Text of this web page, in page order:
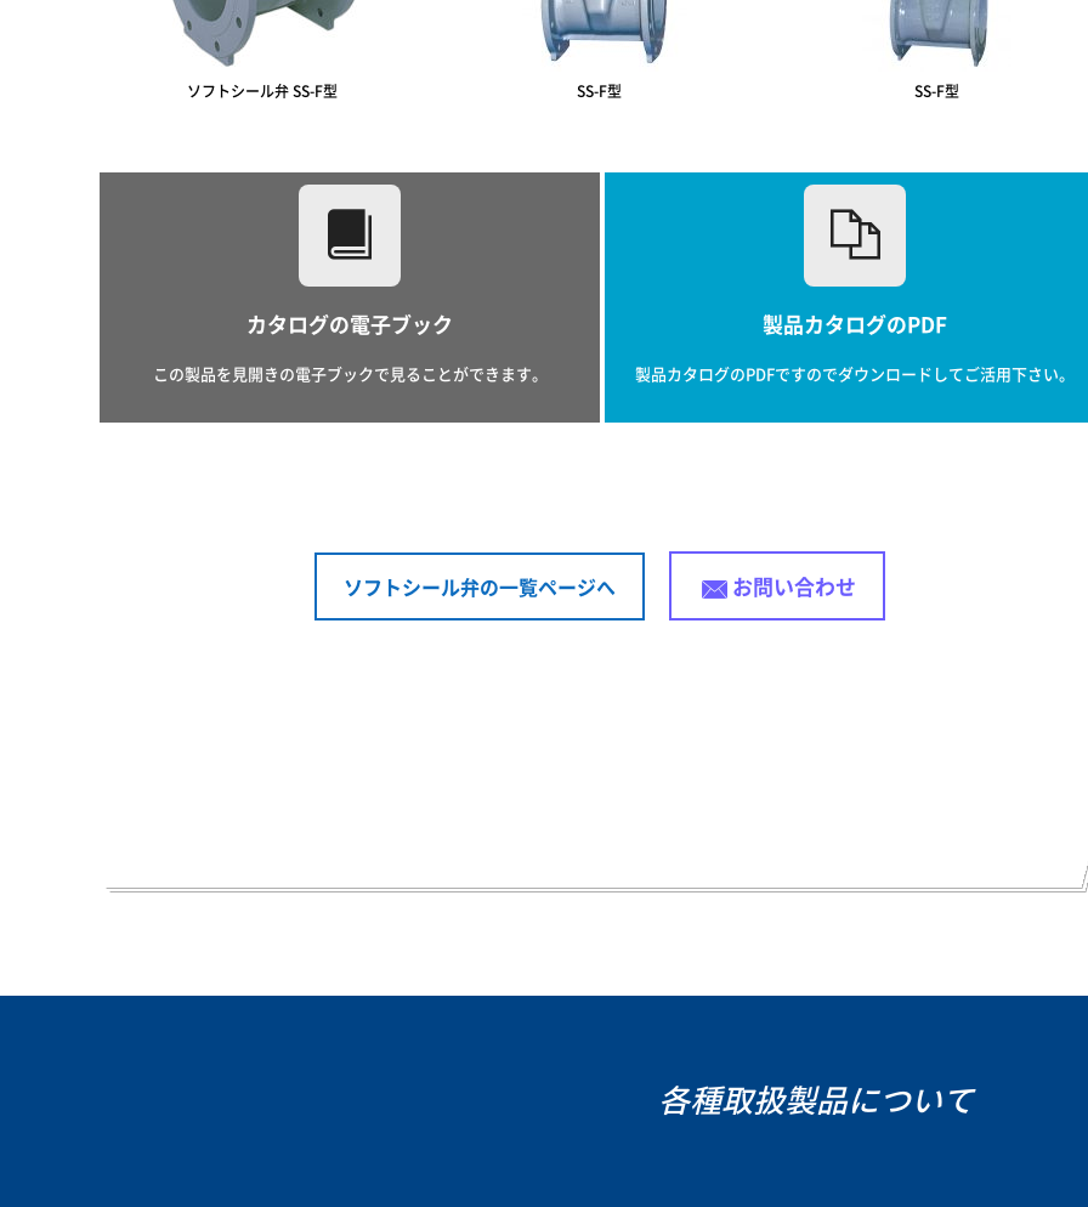
ソフトシール弁 SS-F型 SS-F型 SS-F型
カタログの電子ブック
この製品を見開きの電子ブックで見ることができます。
製品カタログのPDF
製品カタログのPDFですのでダウンロードしてご活用下さい。
ソフトシール弁の一覧ページへ お問い合わせ
各種取扱製品について